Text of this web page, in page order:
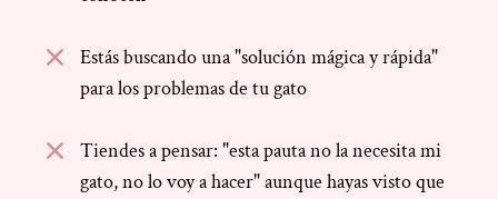
Estás buscando una "solución mágica y rápida"
para los problemas de tu gato
Tiendes a pensar: "esta pauta no la necesita mi
gato, no lo voy a hacer" aunque hayas visto que